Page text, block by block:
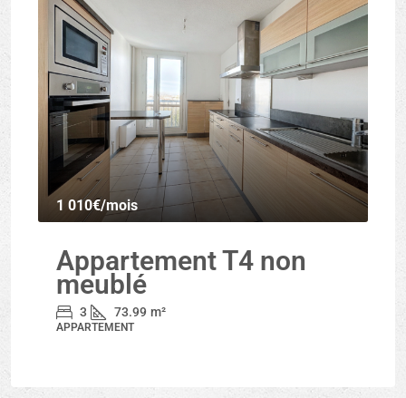
1 010€/mois
Appartement T4 non
meublé
3 73.99 m²
APPARTEMENT